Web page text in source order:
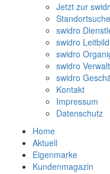
Jetzt zur
Standortsuche
swidro
swidro Leitbild
swidro
swidro
swidro
Kontakt
Impressum
Datenschutz
Home
Aktuell
Eigenmarke
Kundenmagazin